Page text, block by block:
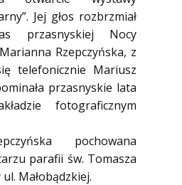
Jej głos rozbrzmiał
przasnyskiej Nocy
Rzepczyńska, z
telefonicznie Mariusz
przasnyskie lata
fotograficznym
pochowana
parafii św. Tomasza
Małobądzkiej.